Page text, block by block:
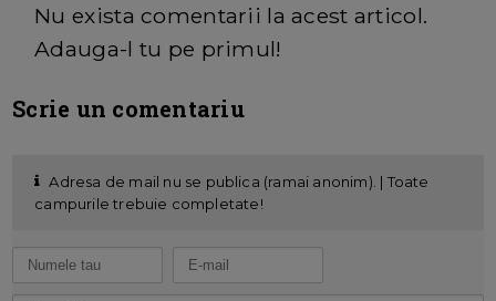
Nu exista comentarii la acest articol.
Adauga-l tu pe primul!
Scrie un comentariu
Adresa de mail nu se publica (ramai anonim). | Toate
campurile trebuie completate!